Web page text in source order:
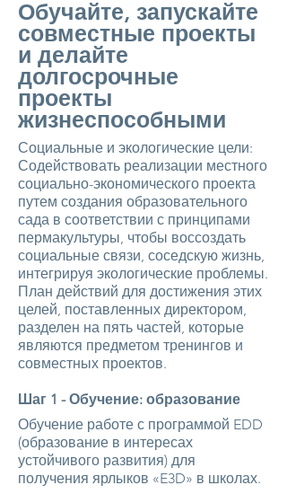
Обучайте, запускайте
совместные проекты
и делайте
долгосрочные
проекты
жизнеспособными
Социальные и экологические цели:
Содействовать реализации местного
социально-экономического проекта
путем создания образовательного
сада в соответствии с принципами
пермакультуры, чтобы воссоздать
социальные связи, соседскую жизнь,
интегрируя экологические проблемы.
План действий для достижения этих
целей, поставленных директором,
разделен на пять частей, которые
являются предметом тренингов и
совместных проектов.
Шаг 1 - Обучение: образование
Обучение работе с программой EDD
(образование в интересах
устойчивого развития) для
получения ярлыков «E3D» в школах.